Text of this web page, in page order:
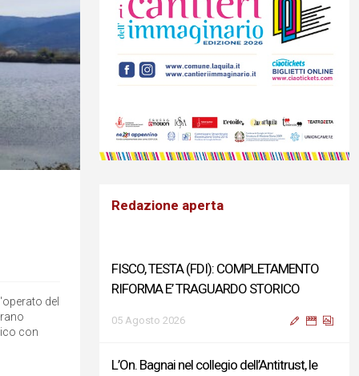
del
con
Redazione aperta
FISCO, TESTA (FDI): COMPLETAMENTO
RIFORMA E’ TRAGUARDO STORICO
05 Agosto 2026
L’On. Bagnai nel collegio dell’Antitrust, le